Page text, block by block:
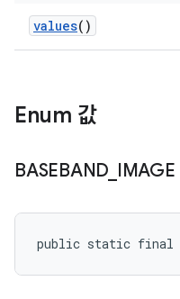
values()
Enum 값
BASEBAND IMAGE
public static final